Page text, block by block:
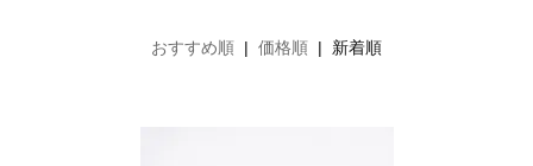
おすすめ順 | 価格順 | 新着順